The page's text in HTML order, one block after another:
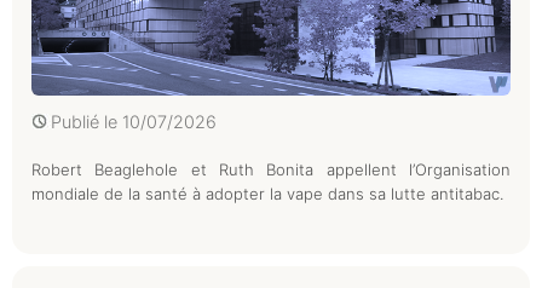
Publié le 10/07/2026
Robert Beaglehole et Ruth Bonita appellent l’Organisation
mondiale de la santé à adopter la vape dans sa lutte antitabac.